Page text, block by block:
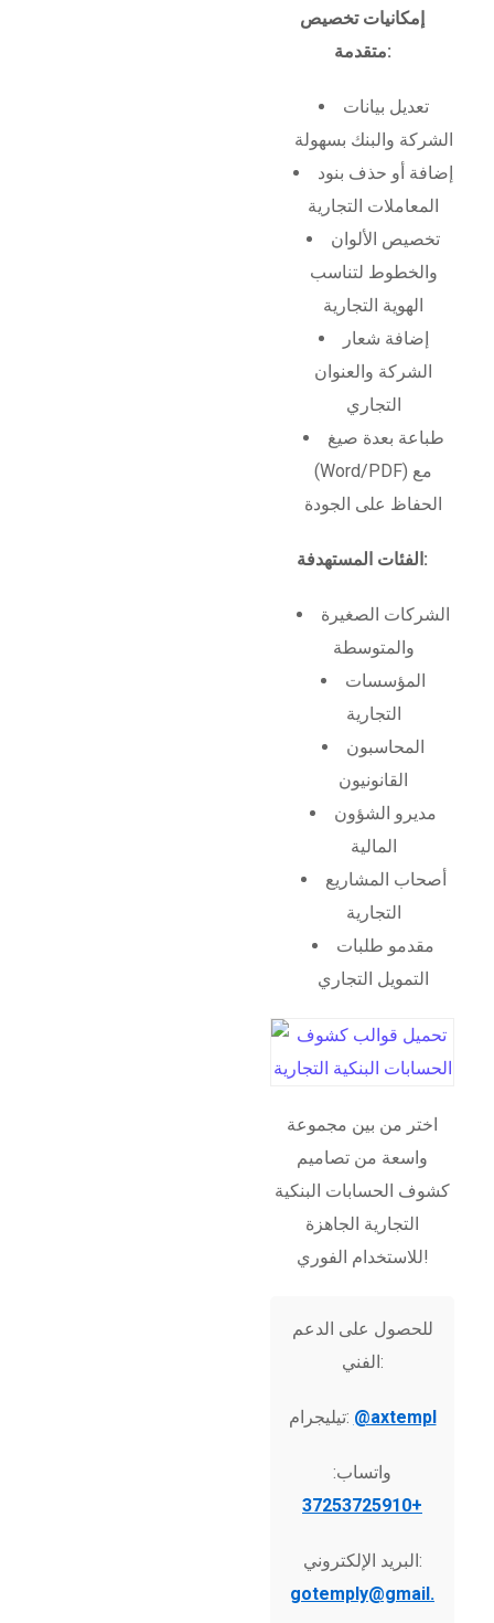
إمكانيات تخصيص
متقدمة:
تعديل بيانات
الشركة والبنك بسهولة
إضافة أو حذف بنود
المعاملات التجارية
تخصيص الألوان
والخطوط لتناسب
الهوية التجارية
إضافة شعار
الشركة والعنوان
التجاري
طباعة بعدة صيغ
(Word/PDF) مع
الحفاظ على الجودة
الفئات المستهدفة:
الشركات الصغيرة
والمتوسطة
المؤسسات
التجارية
المحاسبون
القانونيون
مديرو الشؤون
المالية
أصحاب المشاريع
التجارية
مقدمو طلبات
التمويل التجاري
اختر من بين مجموعة
واسعة من تصاميم
كشوف الحسابات البنكية
التجارية الجاهزة
للاستخدام الفوري!
للحصول على الدعم
الفني:
تيليجرام: @axtempl
واتساب:
+37253725910
البريد الإلكتروني:
gotemply@gmail.